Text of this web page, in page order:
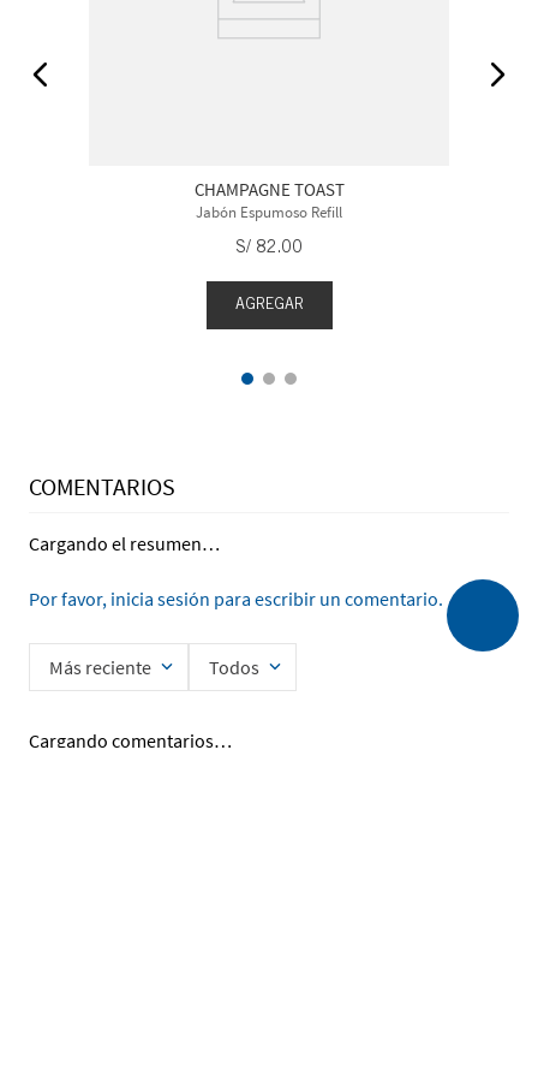
CHAMPAGNE TOAST
Jabón Espumoso Refill
S/ 82.00
AGREGAR
COMENTARIOS
Cargando el resumen…
Por favor, inicia sesión para escribir un comentario.
Más reciente Todos
Cargando comentarios…